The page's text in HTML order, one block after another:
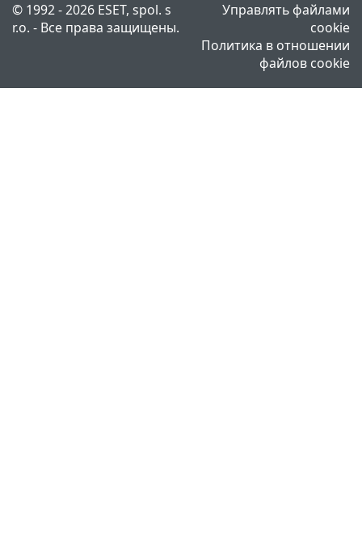
© 1992 - 2026 ESET, spol. s
r.o. - Все права защищены.
Управлять файлами
cookie
Политика в отношении
файлов cookie